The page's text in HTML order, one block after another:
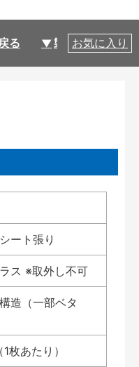
る 製品仕様
お気に入り
ート張り
ス ※取外し不可
造（一部ベタ
枚あたり）